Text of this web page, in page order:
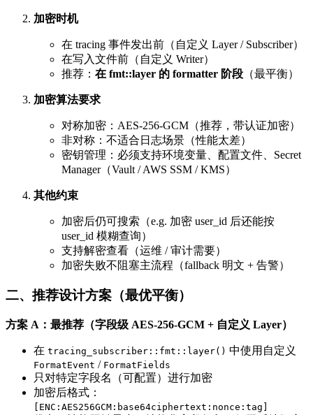
加密时机
在 tracing 事件发出前（自定义 Layer / Subscriber）
在写入文件前（自定义 Writer）
推荐： 在 fmt::layer 的 formatter 阶段 （最平衡）
加密算法要求
对称加密：AES-256-GCM（推荐，带认证加密）
非对称：不适合日志场景（性能太差）
密钥管理：必须支持环境变量、配置文件、Secret
Manager（Vault / AWS SSM / KMS）
其他约束
加密后仍可搜索（e.g. 加密 user_id 后还能按
user_id 模糊查询）
支持解密查看（运维 / 审计需要）
加密失败不阻塞主流程（fallback 明文 + 告警）
二、推荐设计方案（最优平衡）
方案 A：最推荐（字段级 AES-256-GCM + 自定义 Layer）
在 tracing_subscriber::fmt::layer() 中使用自定义
FormatEvent / FormatFields
只对特定字段名（可配置）进行加密
加密后格式：
[ENC:AES256GCM:base64ciphertext:nonce:tag]